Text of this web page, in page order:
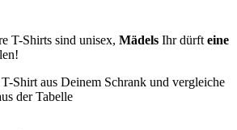
T-Shirts sind unisex, Mädels Ihr dürft eine
Shirt aus Deinem Schrank und vergleiche
der Tabelle